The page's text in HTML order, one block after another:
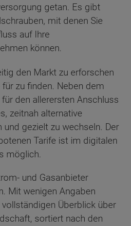
getan. Es gibt
mit denen Sie
auf Ihre
können.
den Markt zu erforschen
zu finden. Neben dem
den allerersten Anschluss
zeitnah alternative
gezielt zu wechseln. Der
Tarife ist im digitalen
möglich.
und Gasanbieter
Mit wenigen Angaben
Überblick über
sortiert nach den